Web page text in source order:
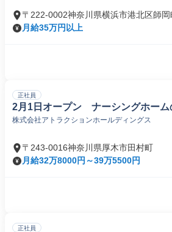
〒222-0002神奈川県横浜市港北区師岡
月給35万円以上
正社員
2月1日オープン ナーシングホーム
株式会社アトラクションホールディングス
〒243-0016神奈川県厚木市田村町
月給32万8000円～39万5500円
正社員